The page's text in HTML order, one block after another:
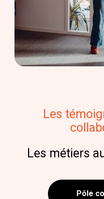
Les
Les métiers
Pôle